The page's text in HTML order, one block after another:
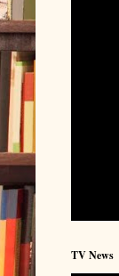
TV News